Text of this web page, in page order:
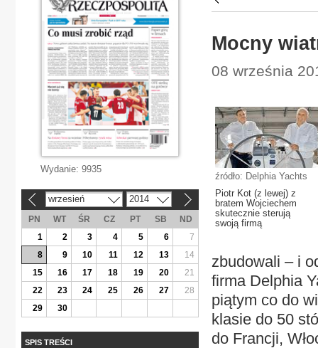
Mocny
08 września
źródło: Delphia Yachts
Piotr Kot (z lewej) z
bratem Wojciechem
skutecznie sterują
swoją firmą
zbudowali – i
firma Delphia
piątym co do
klasie do 50
do Francji,
Wydanie: 9935
wrzesień 2014
PN WT ŚR CZ PT SB
ND
1
2 3 4 5 6
7
8
9 10 11 12 13
14
15
16 17 18 19 20
21
22
23 24 25 26 27
28
29
30
SPIS TREŚCI